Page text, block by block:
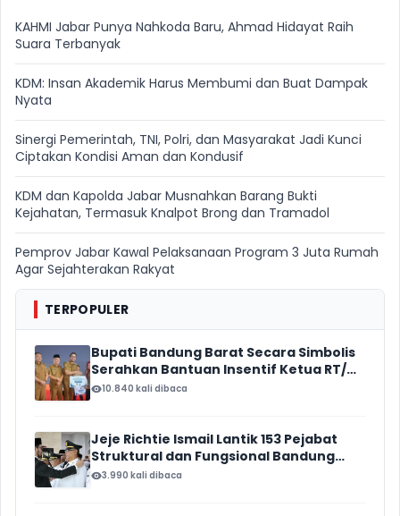
KAHMI Jabar Punya Nahkoda Baru, Ahmad Hidayat Raih
Suara Terbanyak
KDM: Insan Akademik Harus Membumi dan Buat Dampak
Nyata
Sinergi Pemerintah, TNI, Polri, dan Masyarakat Jadi Kunci
Ciptakan Kondisi Aman dan Kondusif
KDM dan Kapolda Jabar Musnahkan Barang Bukti
Kejahatan, Termasuk Knalpot Brong dan Tramadol
Pemprov Jabar Kawal Pelaksanaan Program 3 Juta Rumah
Agar Sejahterakan Rakyat
TERPOPULER
Bupati Bandung Barat Secara Simbolis
Serahkan Bantuan Insentif Ketua RT/
RW, Total Anggaran Mencapai Rp16
10.840 kali dibaca
Jeje Richtie Ismail Lantik 153 Pejabat
Struktural dan Fungsional Bandung
Barat
3.990 kali dibaca